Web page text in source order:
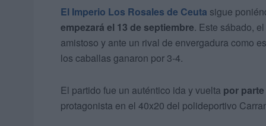
El Imperio Los Rosales de Ceuta sigue
empezará el 13 de septiembre. Este sábado,
amistoso y ante un rival de envergadura como
los caballas ganaron por 3-4.
El partido fue un auténtico ida y vuelta por
protagonista en el 40x20 del polideportivo